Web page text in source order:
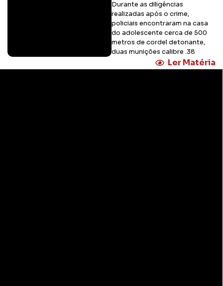
Durante as diligências
realizadas após o crime,
policiais encontraram na casa
do adolescente cerca de 500
metros de cordel detonante,
duas munições calibre .38
Ler Matéria